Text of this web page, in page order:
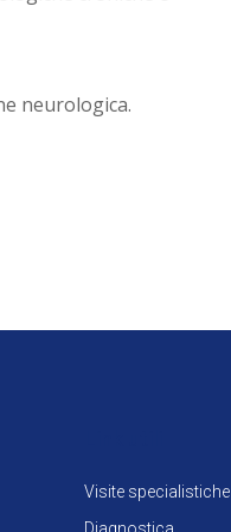
neurologica.
Visite specialistiche